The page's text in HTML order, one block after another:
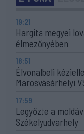
19:21
Hargita megyei
élmezőnyében
18:51
Élvonalbeli
Marosvásárhelyi
17:59
Legyőzte a
Székelyudvarhely